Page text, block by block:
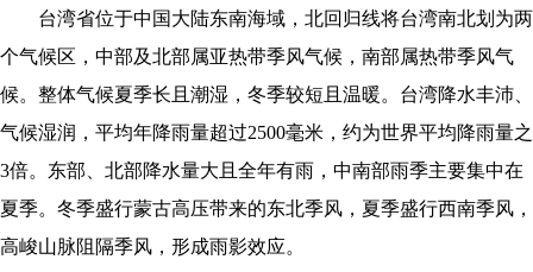
台湾省位于中国大陆东南海域，北回归线将台湾南北划为两
个气候区，中部及北部属亚热带季风气候，南部属热带季风气
候。整体气候夏季长且潮湿，冬季较短且温暖。台湾降水丰沛、
气候湿润，平均年降雨量超过2500毫米，约为世界平均降雨量之
3倍。东部、北部降水量大且全年有雨，中南部雨季主要集中在
夏季。冬季盛行蒙古高压带来的东北季风，夏季盛行西南季风，
高峻山脉阻隔季风，形成雨影效应。